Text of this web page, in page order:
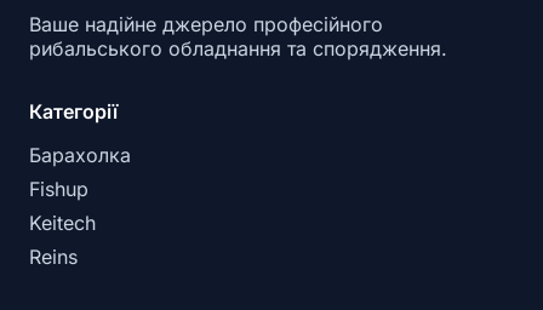
Ваше надійне джерело професійного
рибальського обладнання та спорядження.
Категорії
Барахолка
Fishup
Keitech
Reins